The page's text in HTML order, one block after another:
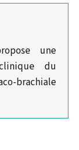
une
du
brachiale